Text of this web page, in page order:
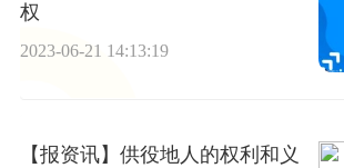
权
2023-06-21 14:13:19
【报资讯】供役地人的权利和义